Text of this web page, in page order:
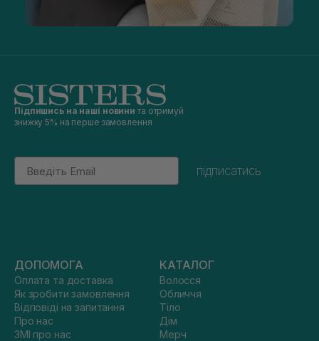
Підпишись на наші новини та отримуй
знижку 5% на перше замовлення
Email
підписатись
ДОПОМОГА
Оплата та доставка
Як зробити замовлення
Відповіді на запитання
Про нас
ЗМІ про нас
КАТАЛОГ
Волосся
Обличчя
Тіло
Дім
Мерч